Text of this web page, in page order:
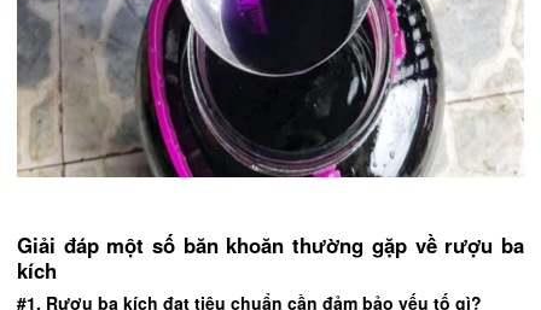
Giải đáp một số băn khoăn thường gặp về rượu ba
kích
#1. Rượu ba kích đạt tiêu chuẩn cần đảm bảo yếu tố gì?